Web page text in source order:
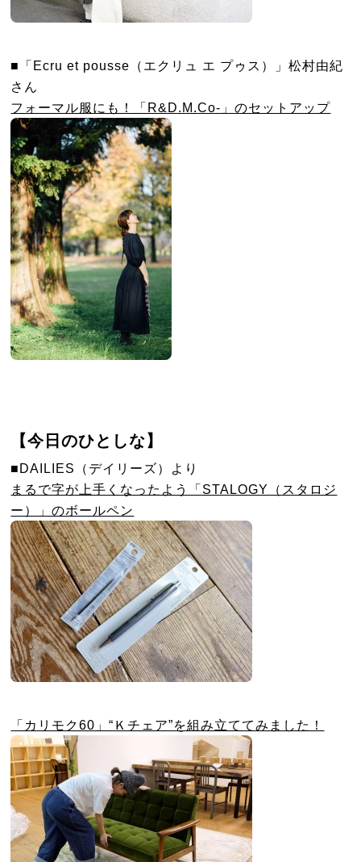
■「Ecru et pousse（エクリュ エ プゥス）」松村由紀
さん
フォーマル服にも！「R&D.M.Co-」のセットアップ
【今日のひとしな】
■DAILIES（デイリーズ）より
まるで字が上手くなったよう「STALOGY（スタロジ
ー）」のボールペン
「カリモク60」“Ｋチェア”を組み立ててみました！